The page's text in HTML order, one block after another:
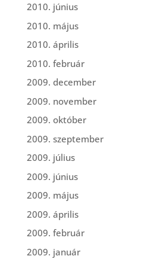
2010. június
2010. május
2010. április
2010. február
2009. december
2009. november
2009. október
2009. szeptember
2009. július
2009. június
2009. május
2009. április
2009. február
2009. január